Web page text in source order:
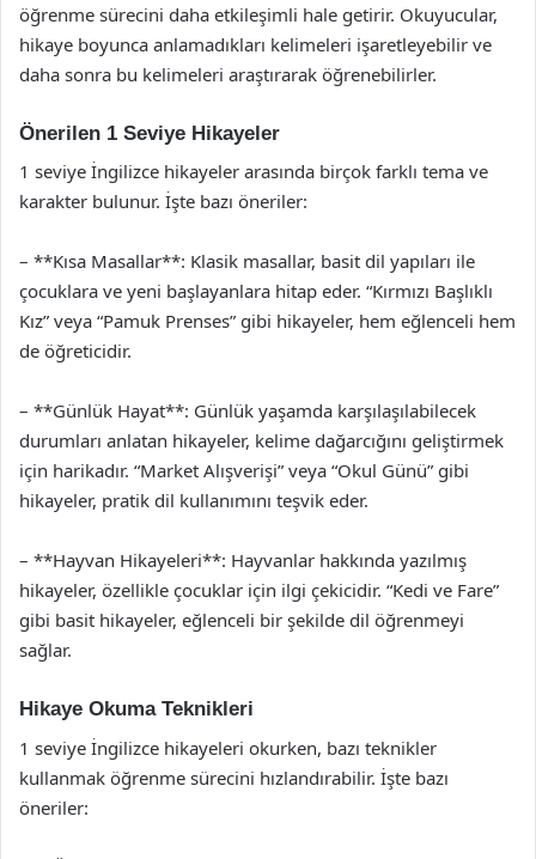
öğrenme sürecini daha etkileşimli hale getirir. Okuyucular,
hikaye boyunca anlamadıkları kelimeleri işaretleyebilir ve
daha sonra bu kelimeleri araştırarak öğrenebilirler.
Önerilen 1 Seviye Hikayeler
1 seviye İngilizce hikayeler arasında birçok farklı tema ve
karakter bulunur. İşte bazı öneriler:
– **Kısa Masallar**: Klasik masallar, basit dil yapıları ile
çocuklara ve yeni başlayanlara hitap eder. “Kırmızı Başlıklı
Kız” veya “Pamuk Prenses” gibi hikayeler, hem eğlenceli hem
de öğreticidir.
– **Günlük Hayat**: Günlük yaşamda karşılaşılabilecek
durumları anlatan hikayeler, kelime dağarcığını geliştirmek
için harikadır. “Market Alışverişi” veya “Okul Günü” gibi
hikayeler, pratik dil kullanımını teşvik eder.
– **Hayvan Hikayeleri**: Hayvanlar hakkında yazılmış
hikayeler, özellikle çocuklar için ilgi çekicidir. “Kedi ve Fare”
gibi basit hikayeler, eğlenceli bir şekilde dil öğrenmeyi
sağlar.
Hikaye Okuma Teknikleri
1 seviye İngilizce hikayeleri okurken, bazı teknikler
kullanmak öğrenme sürecini hızlandırabilir. İşte bazı
öneriler: